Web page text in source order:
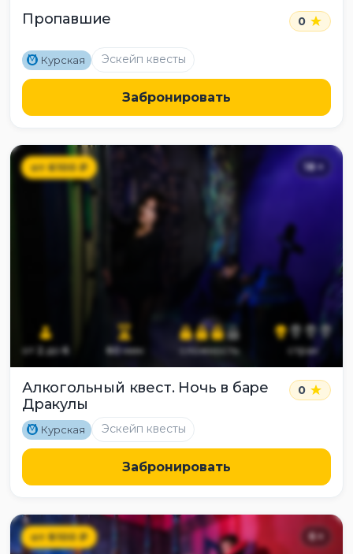
Пропавшие 0
M Курская Эскейп квесты
Забронировать
от6100₽ 18+
от 2до6 60мин сложность страх
Алкогольный квест. Ночь в баре
Дракулы
0
M Курская Эскейп квесты
Забронировать
от8100₽ 6+